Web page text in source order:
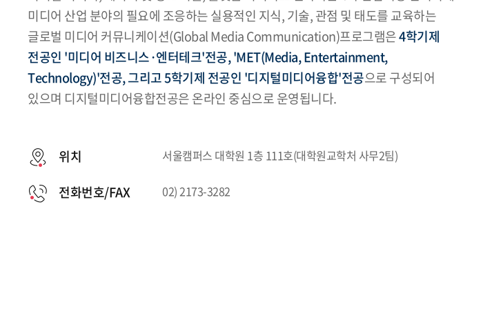
미디어 산업 분야의 필요에 조응하는 실용적인 지식, 기술, 관점 및 태도를 교육하는
글로벌 미디어 커뮤니케이션(Global Media Communication)프로그램은4학기제
전공인 '미디어 비즈니스·엔터테크'전공, 'MET(Media, Entertainment,
Technology)'전공, 그리고 5학기제 전공인 '디지털미디어융합'전공으로 구성되어
있으며 디지털미디어융합전공은 온라인 중심으로 운영됩니다.
위치 서울캠퍼스 대학원 1층 111호(대학원교학처 사무2팀)
전화번호/FAX 02) 2173-3282